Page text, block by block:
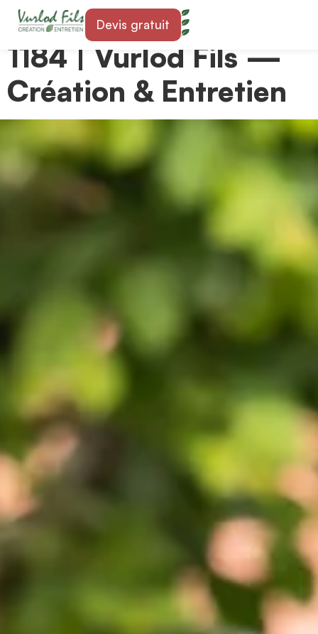
Devis gratuit
Paysagiste à Luins
1184 | Vurlod Fils —
Création & Entretien